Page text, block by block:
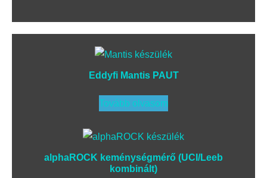
Eddyfi Mantis PAUT
Tovább olvasom
alphaROCK keménységmérő (UCI/Leeb
kombinált)